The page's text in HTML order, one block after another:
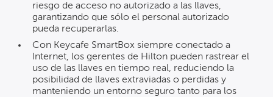
riesgo de acceso no autorizado a las llaves,
garantizando que sólo el personal autorizado
pueda recuperarlas.
Con Keycafe SmartBox siempre conectado a
Internet, los gerentes de Hilton pueden rastrear el
uso de las llaves en tiempo real, reduciendo la
posibilidad de llaves extraviadas o perdidas y
manteniendo un entorno seguro tanto para los